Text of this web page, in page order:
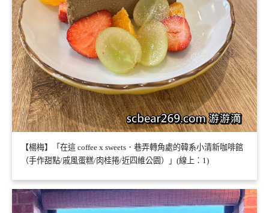
【楊梅】「在這 coffee x sweets．巷弄轉角處的韓系小清新咖啡館
（手作甜點/戚風蛋糕/肉桂捲/近四維公園）」(線上：1)